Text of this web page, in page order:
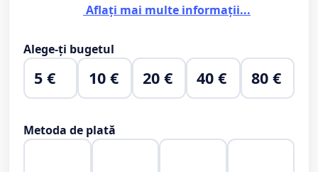
Aflați mai multe informații...
Alege-ți bugetul
5 € 10 € 20 € 40 € 80 €
Metoda de plată